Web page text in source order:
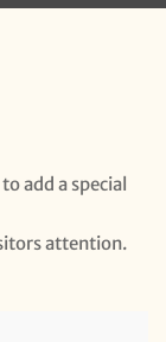
add a special
attention.